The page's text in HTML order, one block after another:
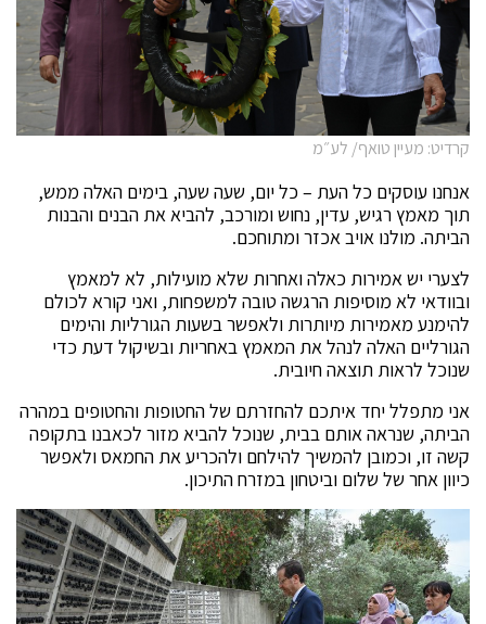
קרדיט: מעיין טואף/ לע״מ
אנחנו עוסקים כל העת – כל יום, שעה שעה, בימים האלה ממש,
תוך מאמץ רגיש, עדין, נחוש ומורכב, להביא את הבנים והבנות
הביתה. מולנו אויב אכזר ומתוחכם.
לצערי יש אמירות כאלה ואחרות שלא מועילות, לא למאמץ
ובוודאי לא מוסיפות הרגשה טובה למשפחות, ואני קורא לכולם
להימנע מאמירות מיותרות ולאפשר בשעות הגורליות והימים
הגורליים האלה לנהל את המאמץ באחריות ‏ובשיקול דעת כדי
שנוכל לראות תוצאה חיובית.
אני מתפלל יחד איתכם להחזרתם של החטופות והחטופים במהרה
הביתה, שנראה אותם בבית, שנוכל להביא מזור לכאבנו בתקופה
קשה זו, וכמובן להמשיך להילחם ולהכריע את החמאס ולאפשר
כיוון אחר של שלום וביטחון במזרח התיכון.